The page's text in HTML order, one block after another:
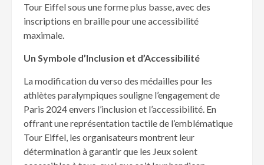
Tour Eiffel sous une forme plus basse, avec des
inscriptions en braille pour une accessibilité
maximale.
Un Symbole d’Inclusion et d’Accessibilité
La modification du verso des médailles pour les
athlètes paralympiques souligne l’engagement de
Paris 2024 envers l’inclusion et l’accessibilité. En
offrant une représentation tactile de l’emblématique
Tour Eiffel, les organisateurs montrent leur
détermination à garantir que les Jeux soient